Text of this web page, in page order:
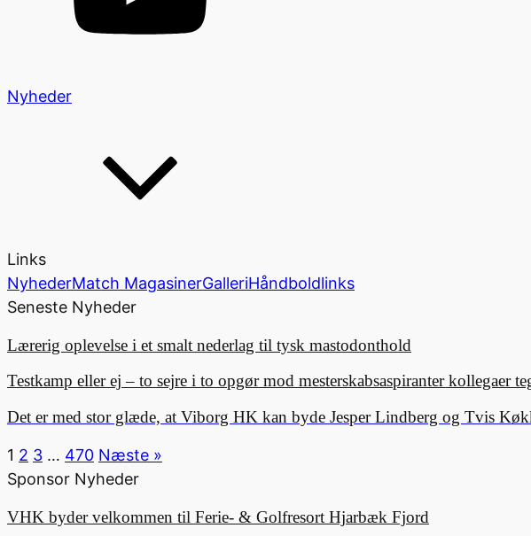
Nyheder
Links
NyhederMatch MagasinerGalleriHåndboldlinks
Seneste Nyheder
Lærerig oplevelse i et smalt nederlag til tysk mastodonthold
Testkamp eller ej – to sejre i to opgør mod mesterskabsaspiranter kollegaer
Det er med stor glæde, at Viborg HK kan byde Jesper Lindberg og Tvis
1 2 3 … 470 Næste »
Sponsor Nyheder
VHK byder velkommen til Ferie- & Golfresort Hjarbæk Fjord